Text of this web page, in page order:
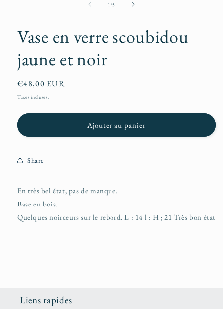
fenêtre
modale
1/de5
Vase en verre scoubidou
jaune et noir
Prix
habituel
€48,00 EUR
Taxes incluses.
Ajouter au panier
Share
En très bel état, pas de manque.
Base en bois.
Quelques noirceurs sur le rebord. L : 14 l : H ; 21 Très bon état
Liens rapides